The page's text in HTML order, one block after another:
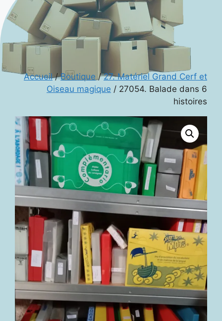
Accueil/Boutique /27. Matériel Grand Cerf et
Oiseau magique / 27054. Balade dans 6
histoires